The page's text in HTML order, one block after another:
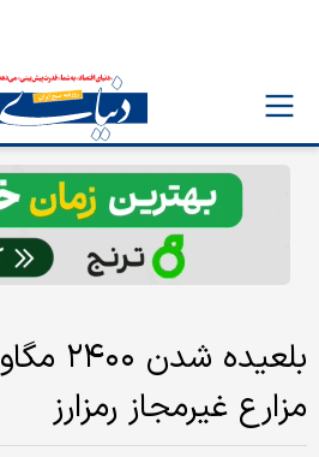
مزارع غیرمجاز رمزارز